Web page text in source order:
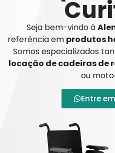
Seja bem-vindo à
referência em produtos
Somos especializados
locação de cadeiras de
ou
Entre